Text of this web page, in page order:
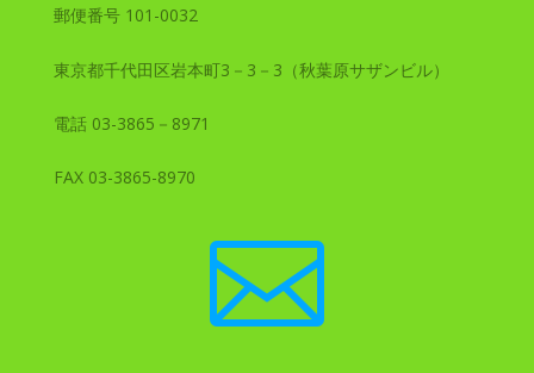
郵便番号 101-0032
東京都千代田区岩本町3－3－3（秋葉原サザンビル）
電話 03-3865－8971
FAX 03-3865-8970
